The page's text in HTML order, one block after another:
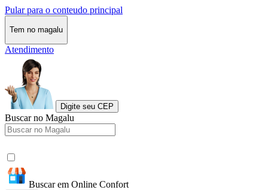
Pular para o conteudo principal
Tem no magalu
Atendimento
Digite seu CEP
Buscar no Magalu
Buscar em Online Confort